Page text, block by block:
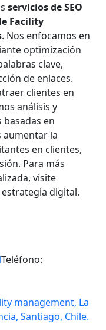
servicios de SEO
Facility
. Nos enfocamos en
optimización
clave,
de enlaces.
clientes en
análisis y
en
aumentar la
en clientes,
Para más
visite
digital.
Teléfono:
management, La
Santiago, Chile.